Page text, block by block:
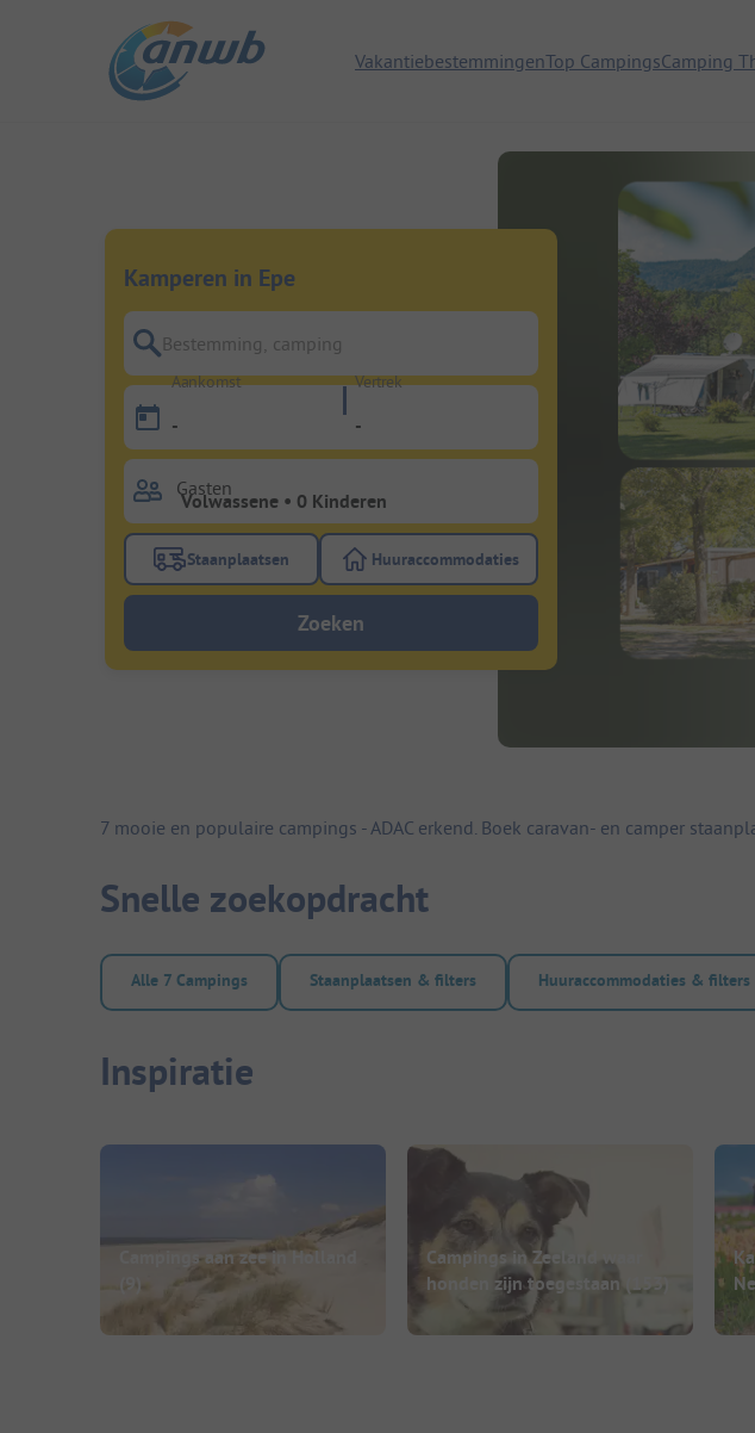
VakantiebestemmingenTop CampingsCamping
Kamperen in Epe
Bestemming, camping
Aankomst
-
Vertrek
-
Gasten
Gebruik de filterknop staanplaatsen om te zoeken naar staanplaatsen
Staanplaatsen Gebruik de filterknop huuraccommodaties
Huuraccommodaties
Zoeken
7 mooie en populaire campings - ADAC erkend. Boek caravan- en camper
Snelle zoekopdracht
Alle 7 Campings Staanplaatsen & filters Huuraccommodaties & filters
Inspiratie
Campings aan zee in Holland
(9)
Campings in Zeeland waar
honden zijn toegestaan (153)